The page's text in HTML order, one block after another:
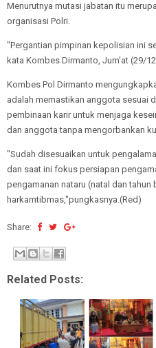
Menurutnya mutasi jabatan itu
organisasi Polri.
"Pergantian pimpinan kepolisian ini
kata Kombes Dirmanto, Jum'at (29/
Kombes Pol Dirmanto
adalah memastikan anggota sesuai
pembinaan karir untuk menjaga
dan anggota tanpa mengorbankan
"Sudah disesuaikan untuk
dan saat ini fokus persiapan
pengamanan nataru (natal dan tahun
harkamtibmas,"pungkasnya.(Red)
Share:
Related Posts: